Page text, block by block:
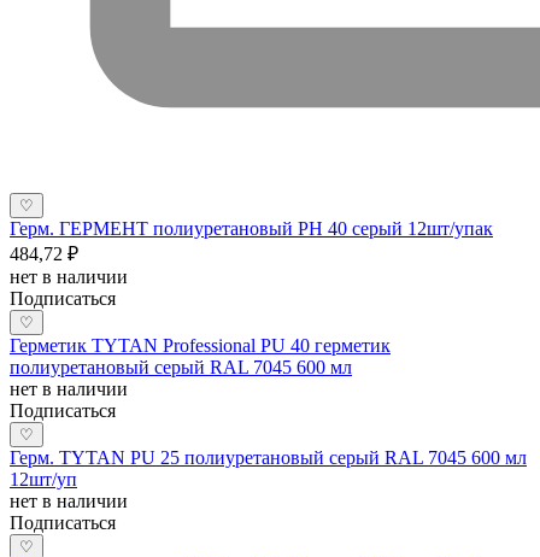
♡
Герм. ГЕРМЕНТ полиуретановый РН 40 серый 12шт/упак
484,72 ₽
нет в наличии
Подписаться
♡
Герметик TYTAN Professional PU 40 герметик
полиуретановый серый RAL 7045 600 мл
нет в наличии
Подписаться
♡
Герм. TYTAN PU 25 полиуретановый серый RAL 7045 600 мл
12шт/уп
нет в наличии
Подписаться
♡